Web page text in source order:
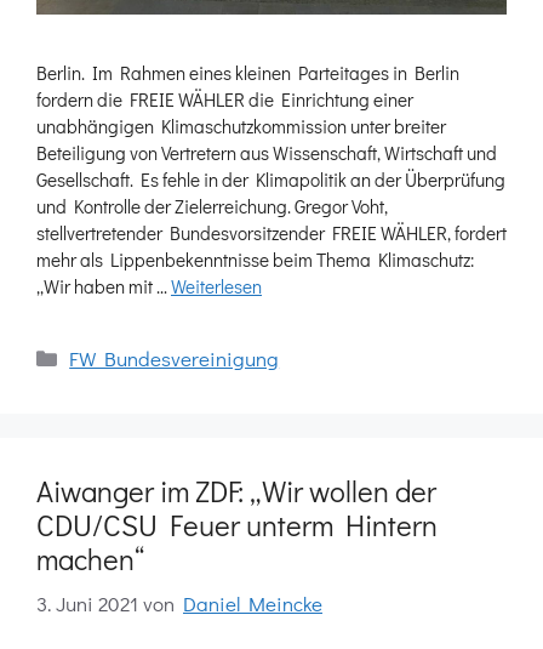
Berlin. Im Rahmen eines kleinen Parteitages in Berlin
fordern die FREIE WÄHLER die Einrichtung einer
unabhängigen Klimaschutzkommission unter breiter
Beteiligung von Vertretern aus Wissenschaft, Wirtschaft und
Gesellschaft. Es fehle in der Klimapolitik an der Überprüfung
und Kontrolle der Zielerreichung. Gregor Voht,
stellvertretender Bundesvorsitzender FREIE WÄHLER, fordert
mehr als Lippenbekenntnisse beim Thema Klimaschutz:
„Wir haben mit …Weiterlesen
Kategorien
FW Bundesvereinigung
Aiwanger im ZDF: „Wir wollen der
CDU/CSU Feuer unterm Hintern
machen“
3. Juni 2021 von Daniel Meincke